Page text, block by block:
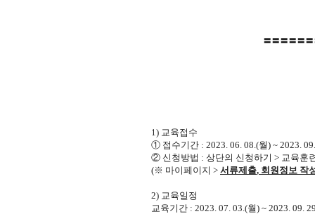
〓〓〓〓〓〓
1) 교육접수
① 접수기간 : 2023. 06. 08.(월) ~ 2023.
② 신청방법 : 상단의 신청하기 > 교육훈
(※ 마이페이지 > 서류제출, 회원정보 작
2) 교육일정
교육기간 : 2023. 07. 03.(월) ~ 2023. 09.